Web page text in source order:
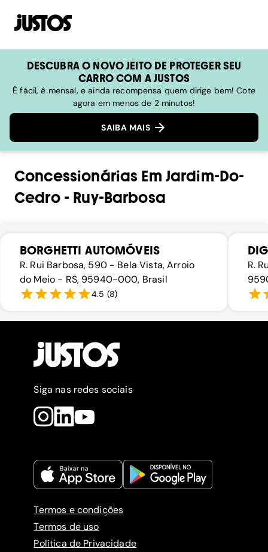
DESCUBRA O NOVO JEITO DE PROTEGER SEU
CARRO COM A JUSTOS
É fácil, é mensal, e ainda recompensa quem dirige bem! Cote
agora em menos de 2 minutos!
SAIBA MAIS
Concessionárias Em Jardim-Do-
Cedro- Ruy-Barbosa
BORGHETTI AUTOMÓVEIS
R. Rui Barbosa, 590 - Bela Vista, Arroio
do Meio - RS, 95940-000, Brasil
4.5 (8)
R.
Siga nas redes sociais
Termos e condições
Termos de uso
Política de Privacidade